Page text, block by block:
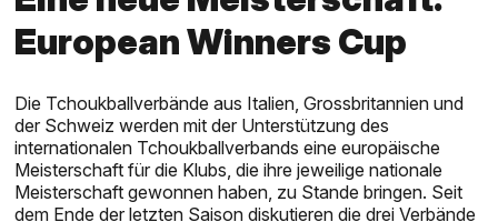
European Winners Cup
Die Tchoukballverbände aus Italien, Grossbritannien und
der Schweiz werden mit der Unterstützung des
internationalen Tchoukballverbands eine europäische
Meisterschaft für die Klubs, die ihre jeweilige nationale
Meisterschaft gewonnen haben, zu Stande bringen. Seit
dem Ende der letzten Saison diskutieren die drei Verbände